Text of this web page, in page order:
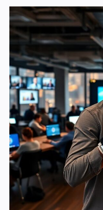
в
2025
году:
прогнозы
экспертов
и
новые
тренды